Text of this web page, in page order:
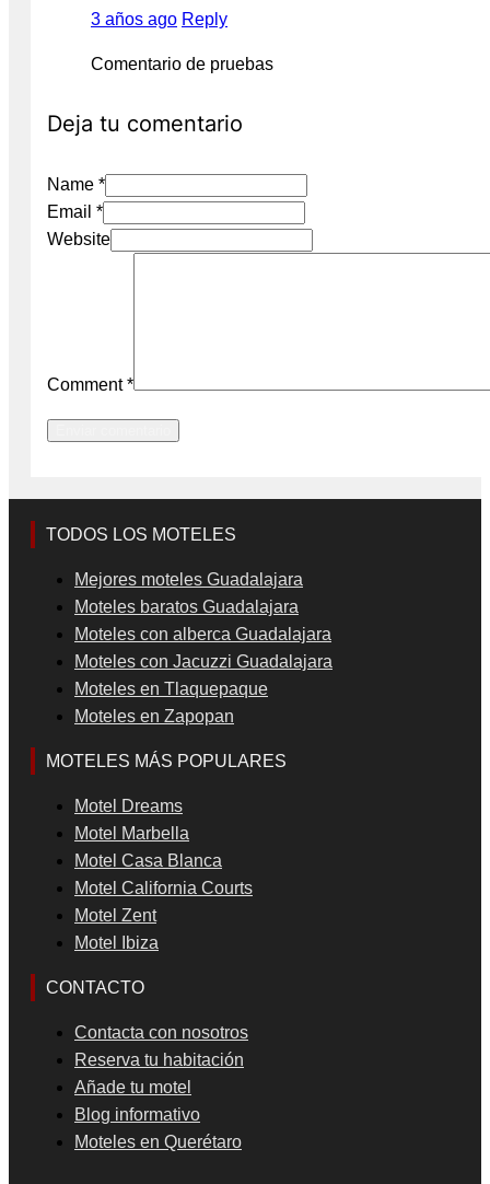
3 años ago Reply
Comentario de pruebas
Deja tu comentario
Name *
Email *
Website
Comment*
TODOS LOS MOTELES
Mejores moteles Guadalajara
Moteles baratos Guadalajara
Moteles con alberca Guadalajara
Moteles con Jacuzzi Guadalajara
Moteles en Tlaquepaque
Moteles en Zapopan
MOTELES MÁS POPULARES
Motel Dreams
Motel Marbella
Motel Casa Blanca
Motel California Courts
Motel Zent
Motel Ibiza
CONTACTO
Contacta con nosotros
Reserva tu habitación
Añade tu motel
Blog informativo
Moteles en Querétaro